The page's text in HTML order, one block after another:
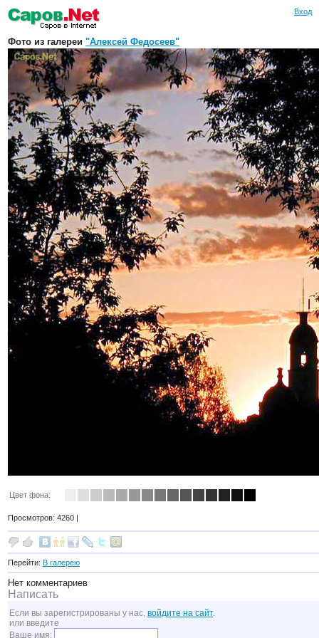
Вход
Фото из галереи "Алексей Федосеев"
Цвет фона:
Просмотров: 4260 |
Перейти: В галерею
Нет комментариев
Написать
Если вы зарегистрированы у нас, войдите на сайт.
или введите
Ваше имя: